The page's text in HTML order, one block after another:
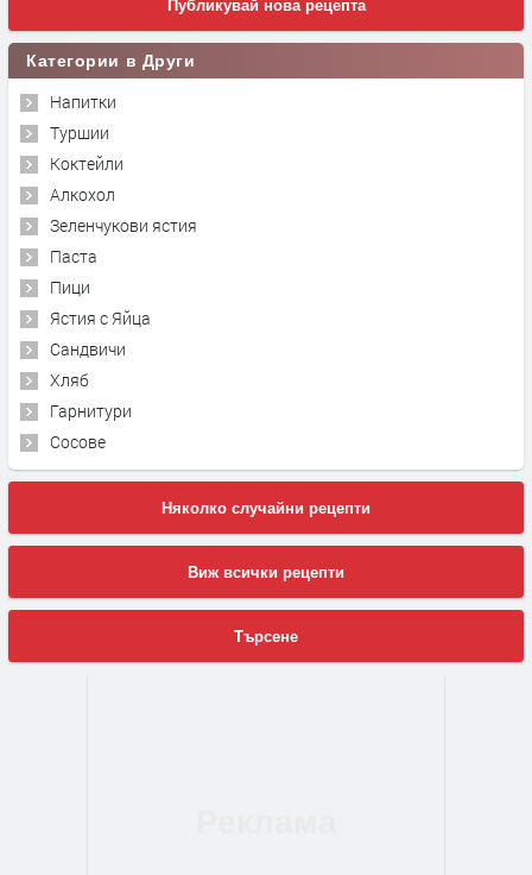
Публикувай нова рецепта
Категории в Други
Напитки
Туршии
Коктейли
Алкохол
Зеленчукови ястия
Паста
Пици
Ястия с Яйца
Сандвичи
Хляб
Гарнитури
Сосове
Няколко случайни рецепти
Виж всички рецепти
Търсене